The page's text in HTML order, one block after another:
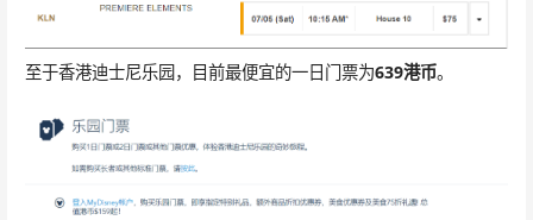
至于香港迪士尼乐园，目前最便宜的一日门票为639港币。